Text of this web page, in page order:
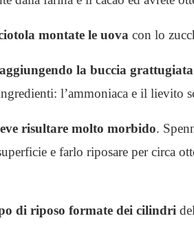
montate le uova con lo
la buccia
l’ammoniaca e il lievito
risultare molto morbido.
e farlo riposare per circa
di riposo formate dei cilindri